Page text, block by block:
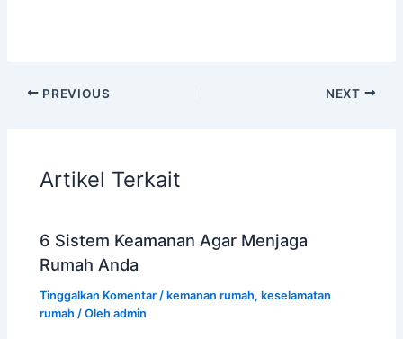
PREVIOUS NEXT
Artikel Terkait
6 Sistem Keamanan Agar Menjaga
Rumah Anda
Tinggalkan Komentar /kemanan rumah,keselamatan
rumah / Olehadmin